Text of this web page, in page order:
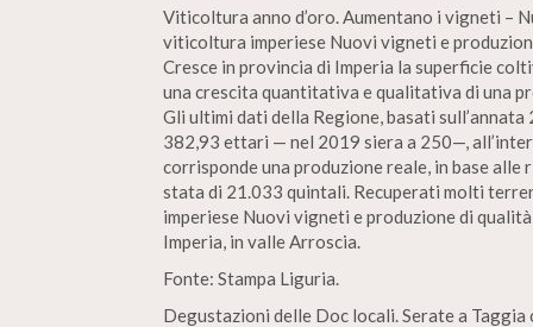
Viticoltura anno d’oro. Aumentano i vigneti –
viticoltura imperiese Nuovi vigneti e
Cresce in provincia di Imperia la superficie
una crescita quantitativa e qualitativa di una
Gli ultimi dati della Regione, basati
382,93 ettari — nel 2019 siera a 250—,
corrisponde una produzione reale, in base
stata di 21.033 quintali. Recuperati molti
imperiese Nuovi vigneti e produzione di
Imperia, in valle Arroscia.
Fonte: Stampa Liguria.
Degustazioni delle Doc locali. Serate a Taggia